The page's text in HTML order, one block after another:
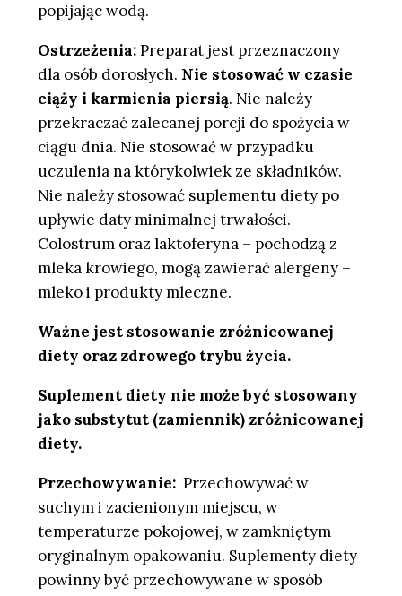
popijając wodą.
Ostrzeżenia:Preparat jest przeznaczony
dla osób dorosłych. Nie stosować w czasie
ciąży i karmienia piersią. Nie należy
przekraczać zalecanej porcji do spożycia w
ciągu dnia. Nie stosować w przypadku
uczulenia na którykolwiek ze składników.
Nie należy stosować suplementu diety po
upływie daty minimalnej trwałości.
Colostrum oraz laktoferyna – pochodzą z
mleka krowiego, mogą zawierać alergeny –
mleko i produkty mleczne.
Ważne jest stosowanie zróżnicowanej
diety oraz zdrowego trybu życia.
Suplement diety nie może być stosowany
jako substytut (zamiennik) zróżnicowanej
diety.
Przechowywanie: Przechowywać w
suchym i zacienionym miejscu, w
temperaturze pokojowej, w zamkniętym
oryginalnym opakowaniu. Suplementy diety
powinny być przechowywane w sposób